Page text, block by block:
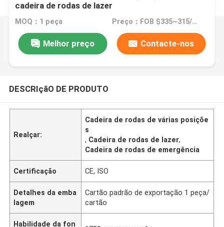
cadeira de rodas de lazer
MOQ：1 peça Preço：FOB $335~315/Piece
Melhor preço Contacte-nos
DESCRIçãO DE PRODUTO
Realçar:
Cadeira de rodas de várias posiçõe
s
, Cadeira de rodas de lazer,
Cadeira de rodas de emergência
Certificação CE, ISO
Detalhes da emba
lagem
Cartão padrão de exportação 1 peça/
cartão
Habilidade da fon